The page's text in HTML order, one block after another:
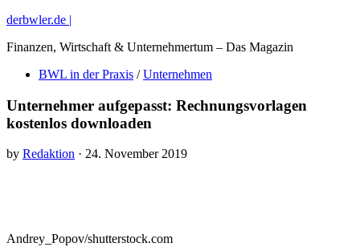
derbwler.de |
Finanzen, Wirtschaft & Unternehmertum – Das Magazin
BWL in der Praxis / Unternehmen
Unternehmer aufgepasst: Rechnungsvorlagen
kostenlos downloaden
by Redaktion · 24. November 2019
Andrey_Popov/shutterstock.com